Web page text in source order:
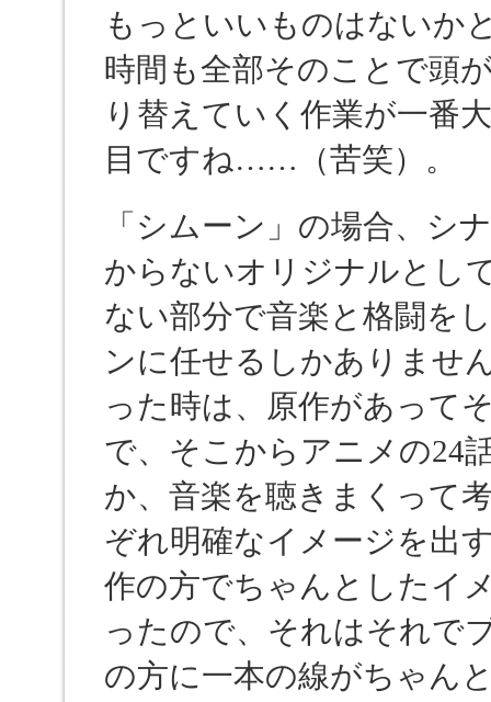
もっといいものはないか
時間も全部そのことで頭
り替えていく作業が一番
目ですね……（苦笑）。
「シムーン」の場合、シ
からないオリジナルとし
ない部分で音楽と格闘を
ンに任せるしかありませ
った時は、原作があって
で、そこからアニメの24
か、音楽を聴きまくって
ぞれ明確なイメージを出
作の方でちゃんとしたイ
ったので、それはそれで
の方に一本の線がちゃん